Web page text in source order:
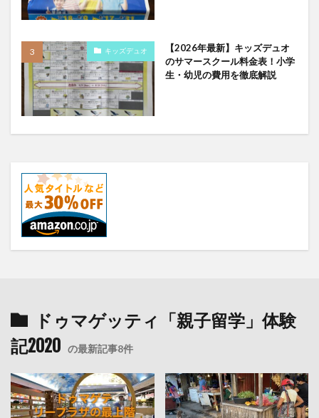
キッズデュオ
【2026年最新】キッズデュオ
のサマースクール料金表！小学
生・幼児の費用を徹底解説
ドゥマゲッティ「親子留学」体験
記2020 の最新記事8件